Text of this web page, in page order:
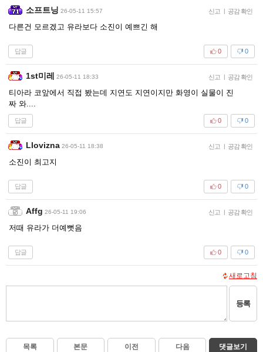
소프트닝 26-05-11 15:57 신고 | 공감 확인
다른건 모르겠고 유라보다 소진이 예쁘긴 해
답글 0
0
1st미레 26-05-11 18:33 신고 | 공감 확인
티아라 코앞에서 직접 봤는데 지연도 지연이지만 화영이 실물이 진
짜 와....
답글 0
0
Llovizna 26-05-11 18:38 신고 | 공감 확인
소진이 최고지
답글 0
0
Affg 26-05-11 19:06 신고 | 공감 확인
저때 유라가 더예뻣음
답글 0
0
새로고침
등록
목록 본문 이전 다음 댓글보기